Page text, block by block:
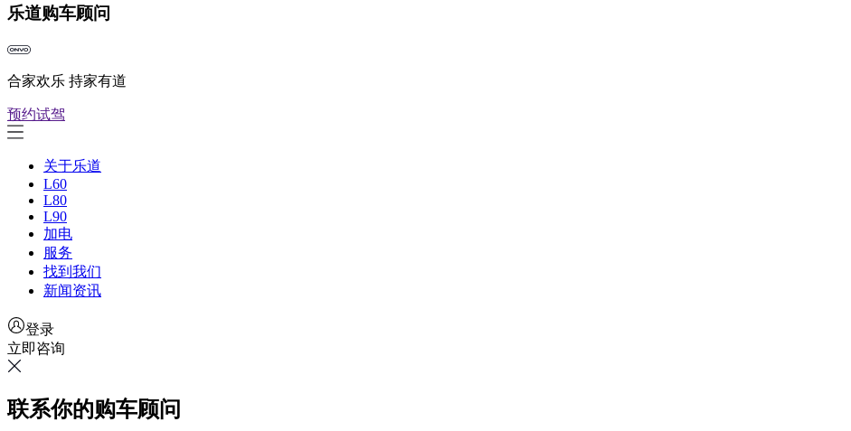
乐道购车顾问
合家欢乐 持家有道
预约试驾
关于乐道
L60
L80
L90
加电
服务
找到我们
新闻资讯
登录
立即咨询
联系你的购车顾问